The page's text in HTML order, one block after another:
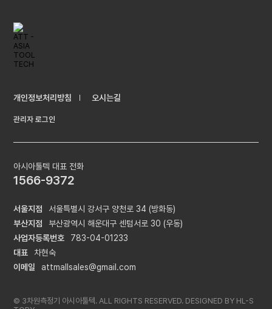
개인정보처리방침 오시는길
관리자 로그인
서울지점
서울특별시 강서구 양천로 34 (방화동)
부산지점
부산광역시 해운대구 센텀서로 30 (우동)
사업자등록번호
783-04-01233
대표
차현숙
이메일
attmallsales@gmail.com
© 3차원측정기 아시아툴텍. ALL RIGHTS RESERVED. DESIGNED BY HL-S
아시아툴텍 대표 전화
1566-9372